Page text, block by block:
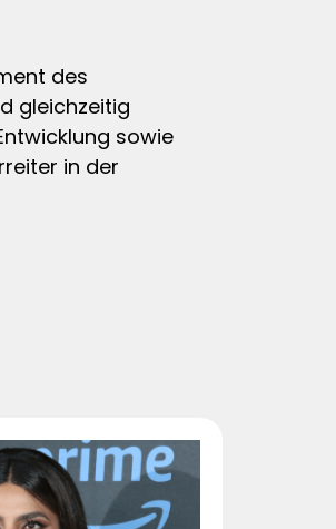
des
gleichzeitig
sowie
in der